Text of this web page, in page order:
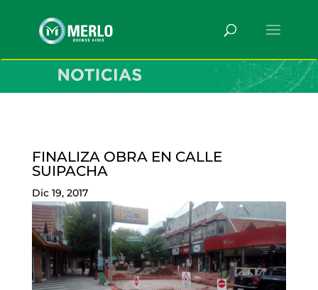
FINALIZA OBRA EN CALLE
SUIPACHA
Dic 19, 2017